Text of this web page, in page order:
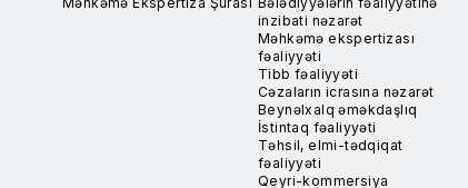
inzibati nəzarət
Məhkəmə ekspertizası
fəaliyyəti
Tibb fəaliyyəti
Cəzaların icrasına nəzarət
Beynəlxalq əməkdaşlıq
İstintaq fəaliyyəti
Təhsil, elmi-tədqiqat
fəaliyyəti
Qeyri-kommersiya